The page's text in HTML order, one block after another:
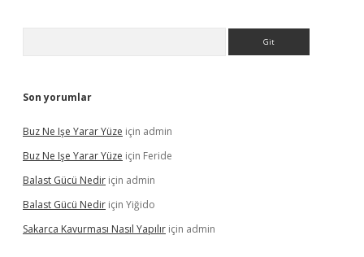
Son yorumlar
Buz Ne Işe Yarar Yüze için admin
Buz Ne Işe Yarar Yüze için Feride
Balast Gücü Nedir için admin
Balast Gücü Nedir için Yiğido
Sakarca Kavurması Nasıl Yapılır için admin